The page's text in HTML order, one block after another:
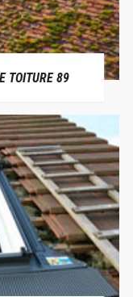
TOITURE 89